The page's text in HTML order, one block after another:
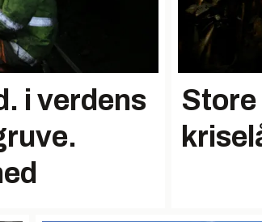
i verdens
Store